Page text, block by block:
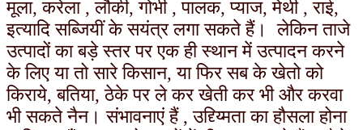
मूला, करेला , लौकी, गोभी , पालक, प्याज, मेथी , राई,
इत्यादि सब्जियीं के सयंत्र लगा सकते हैं। लेकिन ताजे
उत्पादों का बड़े स्तर पर एक ही स्थान में उत्पादन करने
के लिए या तो सारे किसान, या फिर सब के खेतो को
किराये, बतिया, ठेके पर ले कर खेती कर भी और करवा
भी सकते नैन। संभावनाएं हैं , उद्द्य्मिता का हौसला होना